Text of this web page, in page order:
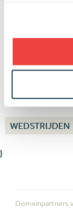
LEES MEER
WEDSTRIJDEN
}
Domeinpartners